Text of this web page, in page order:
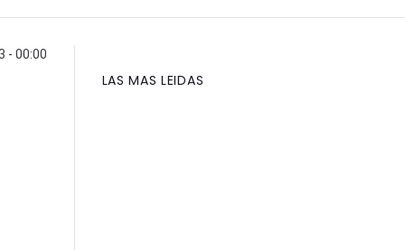
- 00:00
LAS MAS LEIDAS